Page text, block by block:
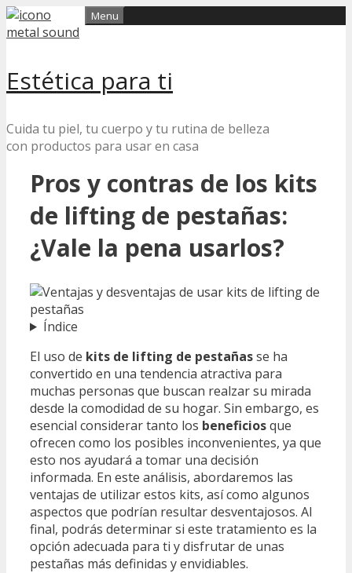
Skip
to
Estética para ti
Cuida tu piel, tu cuerpo y tu rutina de belleza
con productos para usar en casa
Menu
Pros y contras de los kits
de lifting de pestañas:
¿Vale la pena usarlos?
Índice
El uso de kits de lifting de pestañasse ha
convertido en una tendencia atractiva para
muchas personas que buscan realzar su mirada
desde la comodidad de su hogar. Sin embargo, es
esencial considerar tanto los beneficiosque
ofrecen como los posibles inconvenientes, ya que
esto nos ayudará a tomar una decisión
informada. En este análisis, abordaremos las
ventajas de utilizar estos kits, así como algunos
aspectos que podrían resultar desventajosos. Al
final, podrás determinar si este tratamiento es la
opción adecuada para ti y disfrutar de unas
pestañas más definidas y envidiables.